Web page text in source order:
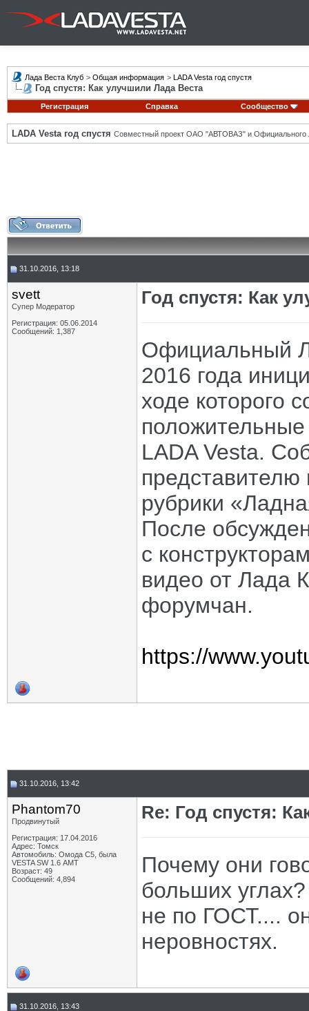
Лада Веста Клуб > Общая информация > LADA Vesta год спустя
Год спустя: Как улучшили Лада Веста
Регистрация Справка Сообщество
LADA Vesta год спустя Совместный проект ОАО "АВТОВАЗ" и Официального
31.10.2016, 13:18
svett
Супер Модератор
Регистрация: 05.06.2014
Сообщений: 1,387
Год спустя: Как
Официальный
2016 года
ходе которого
LADA Vesta.
рубрики
После
с
видео от Лада
форумчан.
https://
31.10.2016, 13:42
Phantom70
Продвинутый
Регистрация: 17.04.2016
Адрес: Томск
Автомобиль: Омода С5, была
VESTA SW 1.6 АМТ
Возраст: 49
Сообщений: 4,894
Re: Год спустя:
Почему они
больших
не по ГОСТ....
неровностях.
31.10.2016, 13:43